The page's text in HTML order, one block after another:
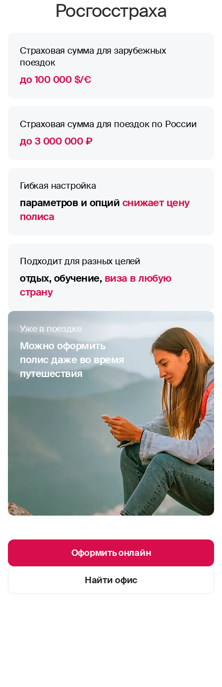
Росгосстраха
Страховая сумма для зарубежных
поездок
до 100 000 $/€
Страховая сумма для поездок по России
до 3 000 000 ₽
Гибкая настройка
параметров и опций снижает цену
полиса
Подходит для разных целей
отдых, обучение,виза в любую
страну
Уже в поездке
Можно оформить
полис даже во время
путешествия
Оформить онлайн
Найти офис